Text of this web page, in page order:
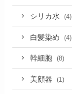
シリカ水 (4)
白髪染め (4)
幹細胞 (8)
美顔器 (1)